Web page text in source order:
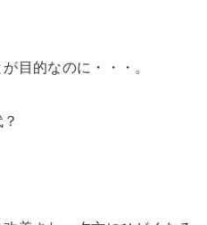
目的なのに・・・。